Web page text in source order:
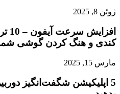
ژوئن 8, 2025
کندی و هنگ کردن گوشی
مارس 15, 2025
5 اپلیکیشن شگفت‌انگیز